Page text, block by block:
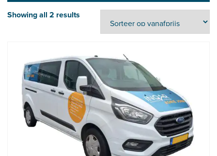
Showing all 2 results